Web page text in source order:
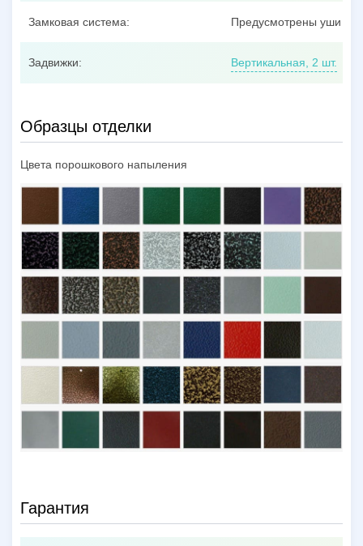
Замковая система: Предусмотрены уши
Задвижки: Вертикальная, 2 шт.
Образцы отделки
Цвета порошкового напыления
Гарантия